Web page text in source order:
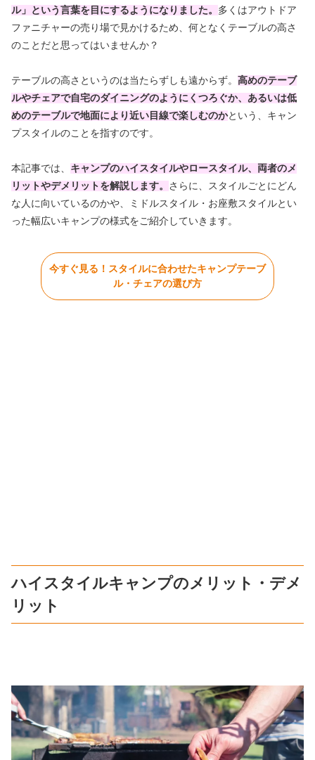
ル」という言葉を目にするようになりました。 多くはアウトドア
ファニチャーの売り場で見かけるため、何となくテーブルの高さ
のことだと思ってはいませんか？
テーブルの高さというのは当たらずしも遠からず。 高めのテーブ
ルやチェアで自宅のダイニングのようにくつろぐか、あるいは低
めのテーブルで地面により近い目線で楽しむのかという、キャン
プスタイルのことを指すのです。
本記事では、 キャンプのハイスタイルやロースタイル、両者のメ
リットやデメリットを解説します。 さらに、スタイルごとにどん
な人に向いているのかや、ミドルスタイル・お座敷スタイルとい
った幅広いキャンプの様式をご紹介していきます。
今すぐ見る！スタイルに合わせたキャンプテーブ
ル・チェアの選び方
ハイスタイルキャンプのメリット・デメ
リット